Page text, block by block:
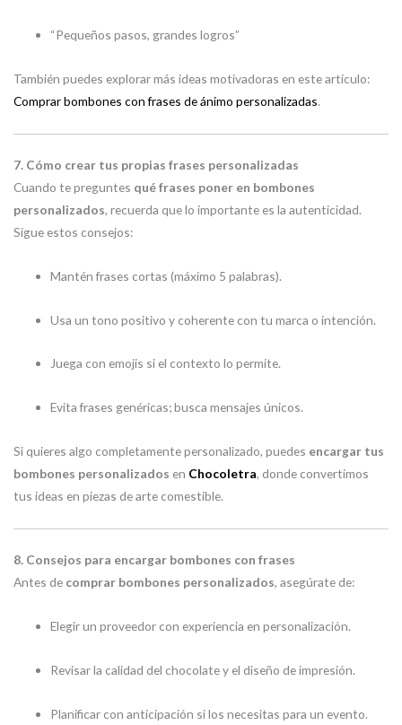
“Pequeños pasos, grandes logros”
También puedes explorar más ideas motivadoras en este artículo:
Comprar bombones con frases de ánimo personalizadas.
7. Cómo crear tus propias frases personalizadas
Cuando te preguntes qué frases poner en bombones
personalizados, recuerda que lo importante es la autenticidad.
Sigue estos consejos:
Mantén frases cortas (máximo 5 palabras).
Usa un tono positivo y coherente con tu marca o intención.
Juega con emojis si el contexto lo permite.
Evita frases genéricas; busca mensajes únicos.
Si quieres algo completamente personalizado, puedes encargar tus
bombones personalizados en Chocoletra, donde convertimos
tus ideas en piezas de arte comestible.
8. Consejos para encargar bombones con frases
Antes de comprar bombones personalizados, asegúrate de:
Elegir un proveedor con experiencia en personalización.
Revisar la calidad del chocolate y el diseño de impresión.
Planificar con anticipación si los necesitas para un evento.